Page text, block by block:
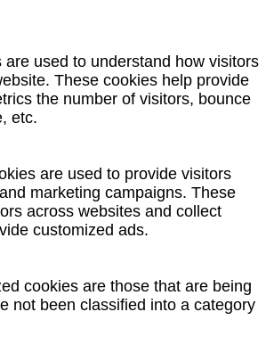
are used to understand how visitors
These cookies help provide
the number of visitors, bounce
etc.
are used to provide visitors
marketing campaigns. These
across websites and collect
customized ads.
cookies are those that are being
not been classified into a category